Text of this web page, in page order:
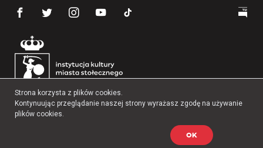
Copyright 2026 Muzeum Powstania Warszawskiego
Strona korzysta z plików cookies.
Kontynuując przeglądanie naszej strony wyrażasz zgodę na używanie
plików cookies.
OK